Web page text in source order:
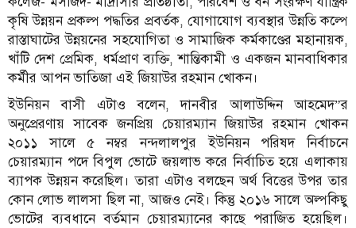
কৃষি উন্নয়ন প্রকল্প পদ্ধতির প্রবর্তক, যোগাযোগ ব্যবস্থার উন্নতি কল্পে
রাস্তাঘাটের উন্নয়নের সহযোগিতা ও সামাজিক কর্মকাণ্ডের মহানায়ক,
খাঁটি দেশ প্রেমিক, ধর্মপ্রাণ ব্যক্তি, শান্তিকামী ও একজন মানবাধিকার
কর্মীর আপন ভাতিজা এই জিয়াউর রহমান খোকন।
ইউনিয়ন বাসী এটাও বলেন, দানবীর আলাউদ্দিন আহমেদ”র
অনুপ্রেরণায় সাবেক জনপ্রিয় চেয়ারম্যান জিয়াউর রহমান খোকন
২০১১ সালে ৫ নম্বর নন্দলালপুর ইউনিয়ন পরিষদ নির্বাচনে
চেয়ারম্যান পদে বিপুল ভোটে জয়লাভ করে নির্বাচিত হয়ে এলাকায়
ব্যাপক উন্নয়ন করেছিল। তারা এটাও বলছেন অর্থ বিত্তের উপর তার
কোন লোভ লালসা ছিল না, আজও নেই। কিন্তু ২০১৬ সালে অল্পকিছু
ভোটের ব্যবধানে বর্তমান চেয়ারম্যানের কাছে পরাজিত হয়েছিল।